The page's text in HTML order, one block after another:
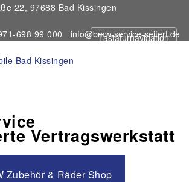
22, 97688 Bad Kissingen
698 99 000 info@bmw-service-seifert.de
Vertragswerkstatt
Zubehör & Räder Shop
Tastaturnavigation